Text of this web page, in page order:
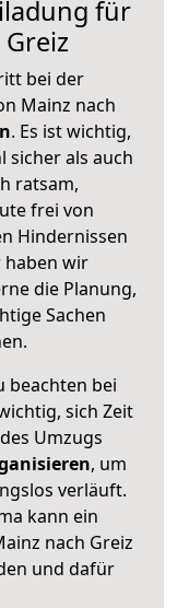
für
bei der
Mainz nach
. Es ist wichtig,
sicher als auch
ratsam,
frei von
Hindernissen
haben wir
die Planung,
Sachen
beachten bei
sich Zeit
Umzugs
, um
verläuft.
kann ein
nach Greiz
und dafür